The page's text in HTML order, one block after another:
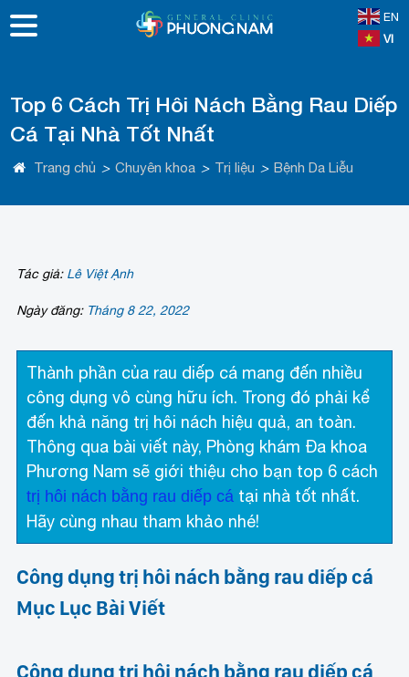
EN
VI
Top 6 Cách Trị Hôi Nách Bằng Rau Diếp
Cá Tại Nhà Tốt Nhất
Trang chủ > Chuyên khoa > Trị liệu > Bệnh Da Liễu
Tác giả: Lê Việt Ạnh
Ngày đăng: Tháng 8 22, 2022
Thành phần của rau diếp cá mang đến nhiều
công dụng vô cùng hữu ích. Trong đó phải kể
đến khả năng trị hôi nách hiệu quả, an toàn.
Thông qua bài viết này, Phòng khám Đa khoa
Phương Nam sẽ giới thiệu cho bạn top 6 cách
trị hôi nách bằng rau diếp cá tại nhà tốt nhất.
Hãy cùng nhau tham khảo nhé!
Công dụng trị hôi nách bằng rau diếp cá
Mục Lục Bài Viết
Công dụng trị hôi nách bằng rau diếp cá